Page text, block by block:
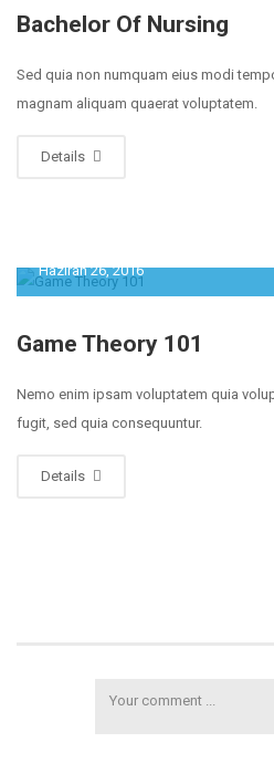
Bachelor Of Nursing
Sed quia non numquam eius modi
magnam aliquam quaerat voluptatem.
Details
Haziran 26, 2016
Game Theory 101
Nemo enim ipsam voluptatem quia
fugit, sed quia consequuntur.
Details